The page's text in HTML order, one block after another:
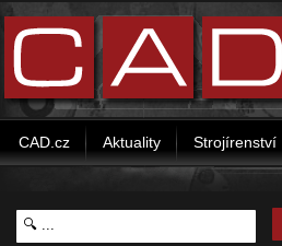
CAD.cz Aktuality Strojírenství